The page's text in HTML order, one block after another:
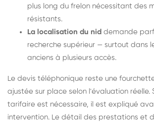
plus long du frelon nécessitant des
résistants.
La localisation du nid demande
recherche supérieur — surtout dans
anciens à plusieurs accès.
Le devis téléphonique reste une
ajustée sur place selon l'évaluation réelle.
tarifaire est nécessaire, il est expliqué
intervention. Le détail des prestations et